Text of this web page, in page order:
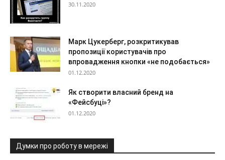
30.11.2020
Марк Цукерберг, розкритикував
пропозиції користувачів про
впровадження кнопки «не подобається»
01.12.2020
Як створити власний бренд на
«Фейсбуці»?
01.12.2020
Думки про роботу в мережі